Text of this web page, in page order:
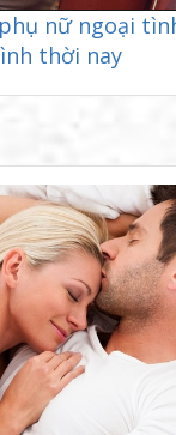
nữ ngoại
thời nay